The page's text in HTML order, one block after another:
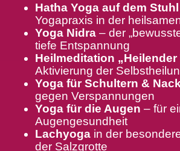
Hatha Yoga auf dem Stuhl
Yogapraxis in der
Yoga Nidra– der
tiefe Entspannung
Heilmeditation „Heilender
Aktivierung der
Yoga für Schultern &
gegen Verspannungen
Yoga für die Augen – für
Augengesundheit
Lachyogain der
der Salzgrotte